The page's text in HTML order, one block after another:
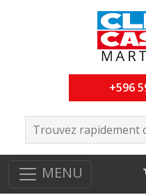
+596
MENU